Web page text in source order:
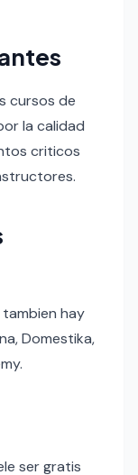
cursos de
la calidad
criticos
hay
Domestika,
ser gratis